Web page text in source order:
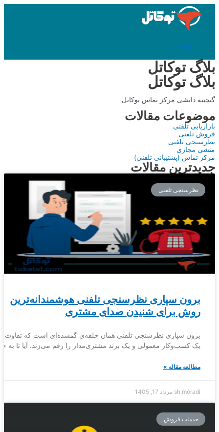
شدن
Main
Menu
بلاگ توکاتل
بلاگ توکاتل
گنجینه دانشی مرکز تماس توکاتل
موضوعات مقالات
بازاریابی تلفنی
فروش تلفنی
نظرسنجی تلفنی
منشی مجازی
مرکز تماس (پشتیبانی تلفنی)
جدیدترین مقالات
نظرسنجی تلفنی
برون سپاری نظرسنجی تلفنی هوشمندانه‌ترین
روش برای شنیدن صدای مشتری
برون سپاری نظرسنجی تلفنی همان حلقه‌ی گمشده‌ای است که تفاوت
یک کسب‌وکار معمولی و یک برند مشتری‌مدار را رقم می‌زند. آیا تا به
مطالعه مقاله »
sh moradi مرداد 17, 1405
خدمات فروش